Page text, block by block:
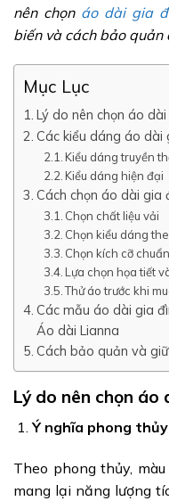
nên chọn áo dài gia
biến và cách bảo quản
Mục Lục
Lý do nên chọn áo
Các kiểu dáng áo dài
Kiểu dáng truyền
Kiểu dáng hiện đại
Cách chọn áo dài gia
Chọn chất liệu vải
Chọn kiểu dáng
Chọn kích cỡ chuẩn
Lựa chọn họa tiết
Thử áo trước khi
Các mẫu áo dài gia
Áo dài Lianna
Cách bảo quản và
Lý do nên chọn
Ý nghĩa phong
Theo phong thủy,
mang lại năng lượng